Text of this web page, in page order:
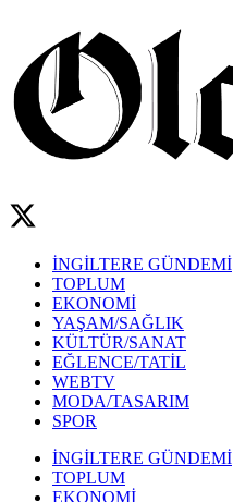
İNGİLTERE GÜNDEMİ
TOPLUM
EKONOMİ
YAŞAM/SAĞLIK
KÜLTÜR/SANAT
EĞLENCE/TATİL
WEBTV
MODA/TASARIM
SPOR
İNGİLTERE GÜNDEMİ
TOPLUM
EKONOMİ